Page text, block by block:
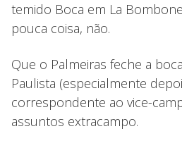
temido Boca em La
pouca coisa, não.
Que o Palmeiras feche a
Paulista (especialmente
correspondente ao vice-
assuntos extracampo.